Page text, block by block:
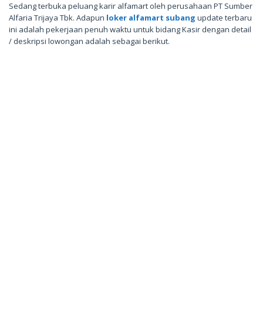
Sedang terbuka peluang karir alfamart oleh perusahaan PT Sumber
Alfaria Trijaya Tbk. Adapun loker alfamart subang update terbaru
ini adalah pekerjaan penuh waktu untuk bidang Kasir dengan detail
/ deskripsi lowongan adalah sebagai berikut.